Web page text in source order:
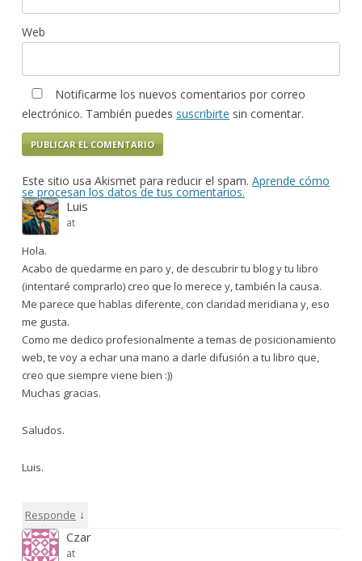
Web
Notificarme los nuevos comentarios por correo
electrónico. También puedes suscribirte sin comentar.
Este sitio usa Akismet para reducir el spam. Aprende cómo
se procesan los datos de tus comentarios.
Luis
at
Hola.
Acabo de quedarme en paro y, de descubrir tu blog y tu libro
(intentaré comprarlo) creo que lo merece y, también la causa.
Me parece que hablas diferente, con claridad meridiana y, eso
me gusta.
Como me dedico profesionalmente a temas de posicionamiento
web, te voy a echar una mano a darle difusión a tu libro que,
creo que siempre viene bien :))
Muchas gracias.
Saludos.
Luis.
Responde ↓
Czar
at